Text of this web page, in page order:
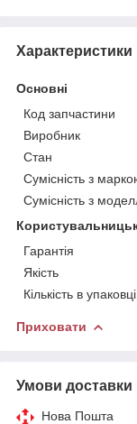
Характеристики
Основні
Код запчастини
Виробник
Стан
Сумісність з
Сумісність з
Гарантія
Якість
Кількість в
Приховати
Умови доставки
Нова Пошта